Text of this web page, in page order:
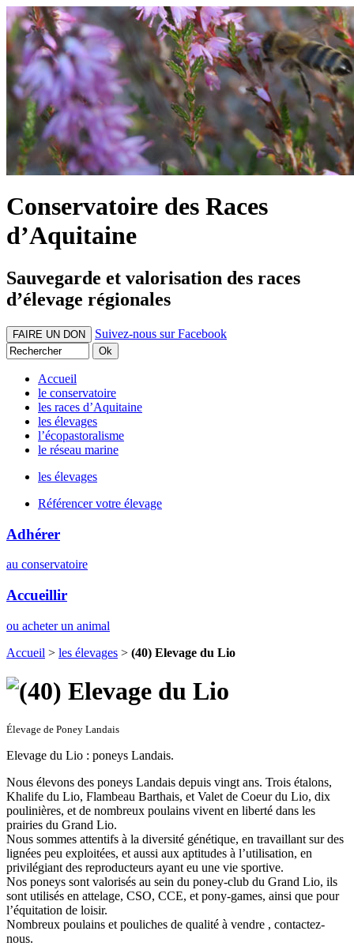
Conservatoire des Races
d’Aquitaine
Sauvegarde et valorisation des races
d’élevage régionales
FAIRE UN DON Suivez-nous sur Facebook
Accueil
le conservatoire
les races d’Aquitaine
les élevages
l’écopastoralisme
le réseau marine
les élevages
Référencer votre élevage
Adhérer
au conservatoire
Accueillir
ou acheter un animal
Accueil > les élevages > (40) Elevage du Lio
Élevage de Poney Landais
Elevage du Lio : poneys Landais.
Nous élevons des poneys Landais depuis vingt ans. Trois étalons,
Khalife du Lio, Flambeau Barthais, et Valet de Coeur du Lio, dix
poulinières, et de nombreux poulains vivent en liberté dans les
prairies du Grand Lio.
Nous sommes attentifs à la diversité génétique, en travaillant sur des
lignées peu exploitées, et aussi aux aptitudes à l’utilisation, en
privilégiant des reproducteurs ayant eu une vie sportive.
Nos poneys sont valorisés au sein du poney-club du Grand Lio, ils
sont utilisés en attelage, CSO, CCE, et pony-games, ainsi que pour
l’équitation de loisir.
Nombreux poulains et pouliches de qualité à vendre , contactez-
nous.